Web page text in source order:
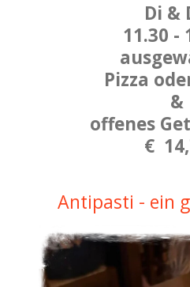
Di &
11.30 -
Pizza
&
offenes
€
Antipasti - ein